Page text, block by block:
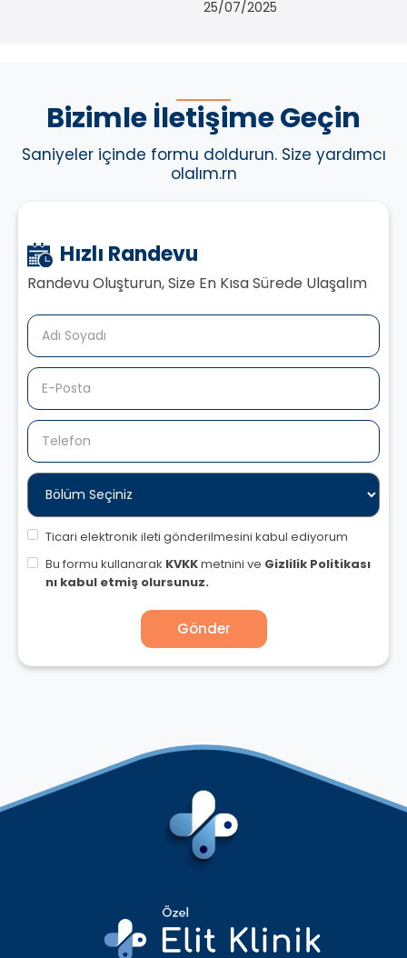
25/07/2025
Bizimle İletişime Geçin
Saniyeler içinde formu doldurun. Size yardımcı
olalım.rn
Hızlı Randevu
Randevu Oluşturun, Size En Kısa Sürede Ulaşalım
Ticari elektronik ileti gönderilmesini kabul ediyorum
Bu formu kullanarak KVKKmetnini ve Gizlilik Politikası
nı kabul etmiş olursunuz.